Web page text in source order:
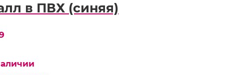
в ПВХ (синяя)